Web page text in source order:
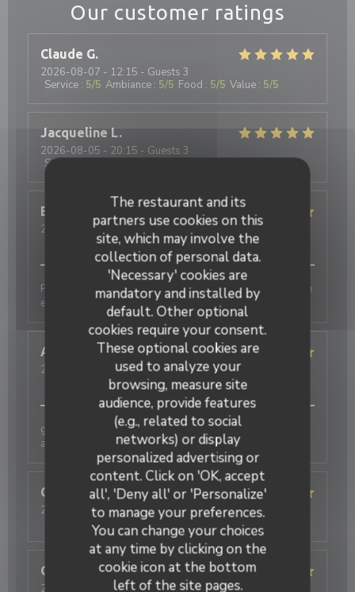
The restaurant and its
partners use cookies on this
site, which may involve the
collection of personal data.
'Necessary' cookies are
mandatory and installed by
default. Other optional
cookies require your consent.
These optional cookies are
used to analyze your
browsing, measure site
audience, provide features
(e.g., related to social
networks) or display
personalized advertising or
content. Click on 'OK, accept
all', 'Deny all' or 'Personalize'
to manage your preferences.
You can change your choices
at any time by clicking on the
cookie icon at the bottom
left of the site pages.
Our customer ratings
Claude G
2026-08-07 - 12:15 - Guests 3
Service : 5/5 Ambiance : 5/5 Food : 5/5 Value : 5/5
Jacqueline L
2026-08-05 - 20:15 - Guests 3
Service
Eric
2026-08-06- 20:00 - Guests 1
/5 Ambiance:5/5 Food:5/5 Value:
Produits de qualité, cuisine fine et originale. Une belle
expérience
Annie
2026-08-05
- 12:30 - Guests 2
Ambiance:5 /5 Food:5/5 Value
galettes originales et délicieuses , bien
accompagnées par le cidre
Christelle B
2026-07-25- 20:15 - Guests 4
5/5 Ambiance 5 Food Value
Guillaume D
2026-08-04
- 12:45 - Guests 5